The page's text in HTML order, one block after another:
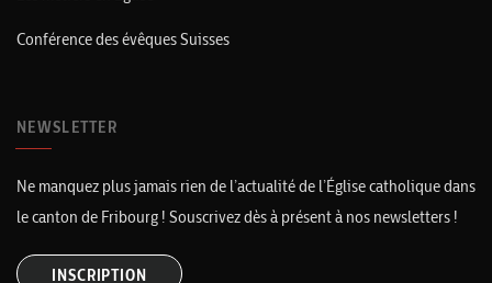
Conférence des évêques Suisses
NEWSLETTER
Ne manquez plus jamais rien de l’actualité de l’Église catholique dans
le canton de Fribourg ! Souscrivez dès à présent à nos newsletters !
INSCRIPTION